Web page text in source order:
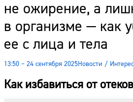
не ожирение, а
в организме — как
ее с лица и тела
13:50 – 24 сентября 2025Новости /
Как избавиться от
Фоторепортажи
Погода
Курсы валют